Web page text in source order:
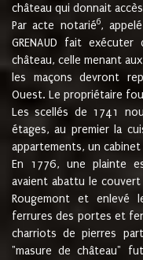
château qui donnait
Par acte notarié6,
GRENAUD fait
château, celle menant
les maçons devront
Ouest. Le propriétaire
Les scellés de 1741
étages, au premier la
appartements, un cabinet
En 1776, une plainte
avaient abattu le
Rougemont et enlevé
ferrures des portes et
charriots de pierres
"masure de château"